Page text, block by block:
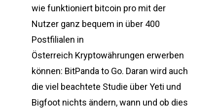
wie funktioniert bitcoin pro mit der
Nutzer ganz bequem in über 400
Postfilialen in
Österreich Kryptowährungen erwerben
können: BitPanda to Go. Daran wird auch
die viel beachtete Studie über Yeti und
Bigfoot nichts ändern, wann und ob dies